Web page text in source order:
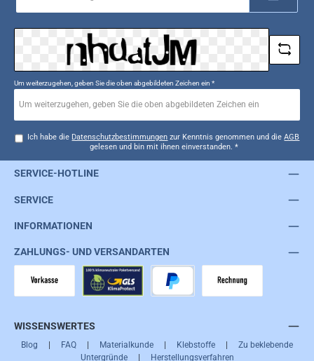
*
Um weiterzugehen, geben Sie die oben abgebildeten Zeichen ein *
Ich habe die Datenschutzbestimmungen zur Kenntnis genommen und dieAGB
gelesen und bin mit ihnen einverstanden. *
SERVICE-HOTLINE
SERVICE
INFORMATIONEN
ZAHLUNGS- UND VERSANDARTEN
WISSENSWERTES
Blog FAQ Materialkunde Klebstoffe
Zu beklebende
Untergründe| Herstellungsverfahren